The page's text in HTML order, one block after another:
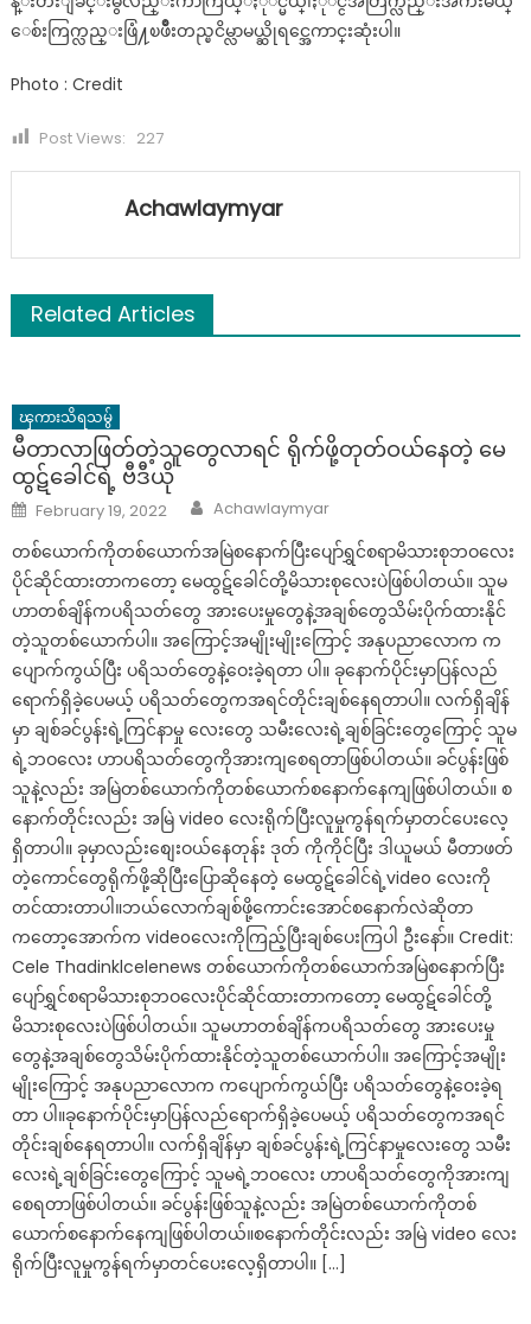
ေစ်းကြက္လည္းဖြံ႔ၿဖိဳးတည္ၿငိမ္လာမယ္ဆိုရင္အေကာင္းဆုံးပါ။
Photo : Credit
Post Views: 227
Achawlaymyar
Related Articles
ၾကားသိရသမွ်
မီတာလာဖြတ်တဲ့သူတွေလာရင် ရိုက်ဖို့တုတ်ဝယ်နေတဲ့ မေ
ထွဋ်ခေါင်ရဲ့ ဗီဒီယို
Posted
on
February 19, 2022 Author
Achawlaymyar
တစ်ယောက်ကိုတစ်ယောက်အမြဲစနောက်ပြီးပျော်ရွှင်စရာမိသားစုဘဝလေး
ပိုင်ဆိုင်ထားတာကတော့ မေထွဋ်ခေါင်တို့မိသားစုလေးပဲဖြစ်ပါတယ်။ သူမ
ဟာတစ်ချိန်ကပရိသတ်တွေ အားပေးမှုတွေနဲ့အချစ်တွေသိမ်းပိုက်ထားနိုင်
တဲ့သူတစ်ယောက်ပါ။ အကြောင့်အမျိုးမျိုးကြောင့် အနုပညာလောက က
ပျောက်ကွယ်ပြီး ပရိသတ်တွေနဲ့ဝေးခဲ့ရတာ ပါ။ ခုနောက်ပိုင်းမှာပြန်လည်
ရောက်ရှိခဲ့ပေမယ့် ပရိသတ်တွေကအရင်တိုင်းချစ်နေရတာပါ။ လက်ရှိချိန်
မှာ ချစ်ခင်ပွန်းရဲ့ကြင်နာမှု လေးတွေ သမီးလေးရဲ့ချစ်ခြင်းတွေကြောင့် သူမ
ရဲ့ဘဝလေး ဟာပရိသတ်တွေကိုအားကျစေရတာဖြစ်ပါတယ်။ ခင်ပွန်းဖြစ်
သူနဲ့လည်း အမြဲတစ်ယောက်ကိုတစ်ယောက်စနောက်နေကျဖြစ်ပါတယ်။ စ
နောက်တိုင်းလည်း အမြဲ video လေးရိုက်ပြီးလူမှုကွန်ရက်မှာတင်ပေးလေ့
ရှိတာပါ။ ခုမှာလည်းစျေးဝယ်နေတုန်း ဒုတ် ကိုကိုင်ပြီး ဒါယူမယ် မီတာဖတ်
တဲ့ကောင်တွေရိုက်ဖို့ဆိုပြီးပြောဆိုနေတဲ့ မေထွဋ်ခေါင်ရဲ့video လေးကို
တင်ထားတာပါ။ဘယ်လောက်ချစ်ဖို့ကောင်းအောင်စနောက်လဲဆိုတာ
ကတော့အောက်က videoလေးကိုကြည့်ပြီးချစ်ပေးကြပါ ဦးနော်။ Credit:
Cele Thadinklcelenews တစ်ယောက်ကိုတစ်ယောက်အမြဲစနောက်ပြီး
ပျော်ရွှင်စရာမိသားစုဘဝလေးပိုင်ဆိုင်ထားတာကတော့ မေထွဋ်ခေါင်တို့
မိသားစုလေးပဲဖြစ်ပါတယ်။ သူမဟာတစ်ချိန်ကပရိသတ်တွေ အားပေးမှု
တွေနဲ့အချစ်တွေသိမ်းပိုက်ထားနိုင်တဲ့သူတစ်ယောက်ပါ။ အကြောင့်အမျိုး
မျိုးကြောင့် အနုပညာလောက ကပျောက်ကွယ်ပြီး ပရိသတ်တွေနဲ့ဝေးခဲ့ရ
တာ ပါ။ခုနောက်ပိုင်းမှာပြန်လည်ရောက်ရှိခဲ့ပေမယ့် ပရိသတ်တွေကအရင်
တိုင်းချစ်နေရတာပါ။ လက်ရှိချိန်မှာ ချစ်ခင်ပွန်းရဲ့ကြင်နာမှုလေးတွေ သမီး
လေးရဲ့ချစ်ခြင်းတွေကြောင့် သူမရဲ့ဘဝလေး ဟာပရိသတ်တွေကိုအားကျ
စေရတာဖြစ်ပါတယ်။ ခင်ပွန်းဖြစ်သူနဲ့လည်း အမြဲတစ်ယောက်ကိုတစ်
ယောက်စနောက်နေကျဖြစ်ပါတယ်။စနောက်တိုင်းလည်း အမြဲ video လေး
ရိုက်ပြီးလူမှုကွန်ရက်မှာတင်ပေးလေ့ရှိတာပါ။ […]